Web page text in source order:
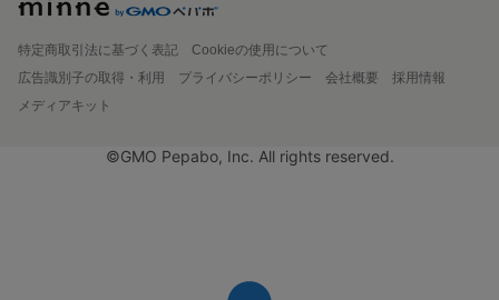
特定商取引法に基づく表記
Cookieの使用について
広告識別子の取得・利用
プライバシーポリシー 会社概要
採用情報
メディアキット
©GMO Pepabo, Inc. All rights reserved.